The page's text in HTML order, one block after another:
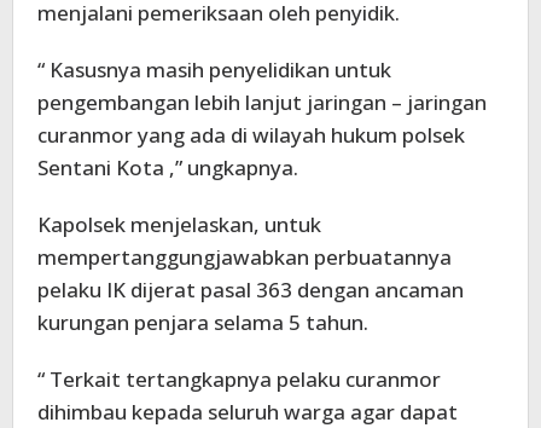
menjalani pemeriksaan oleh penyidik.
“ Kasusnya masih penyelidikan untuk
pengembangan lebih lanjut jaringan – jaringan
curanmor yang ada di wilayah hukum polsek
Sentani Kota ,” ungkapnya.
Kapolsek menjelaskan, untuk
mempertanggungjawabkan perbuatannya
pelaku IK dijerat pasal 363 dengan ancaman
kurungan penjara selama 5 tahun.
“ Terkait tertangkapnya pelaku curanmor
dihimbau kepada seluruh warga agar dapat